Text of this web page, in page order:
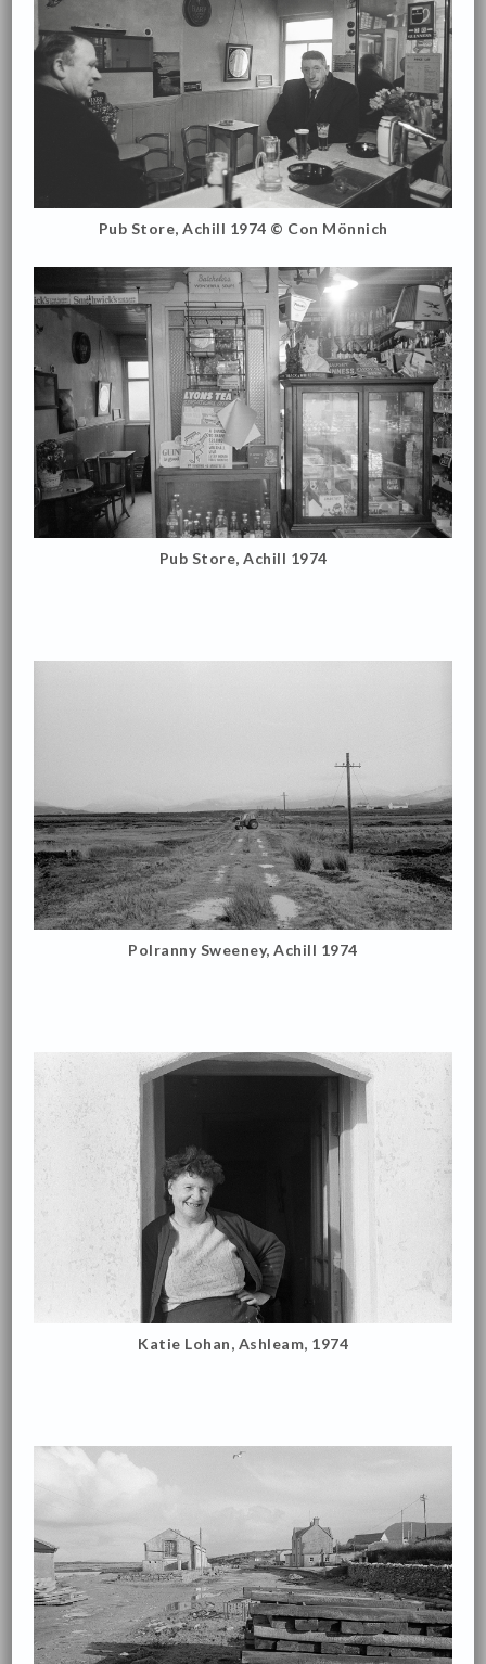
Pub Store, Achill 1974 © Con Mönnich
Pub Store, Achill 1974
Polranny Sweeney, Achill 1974
Katie Lohan, Ashleam, 1974